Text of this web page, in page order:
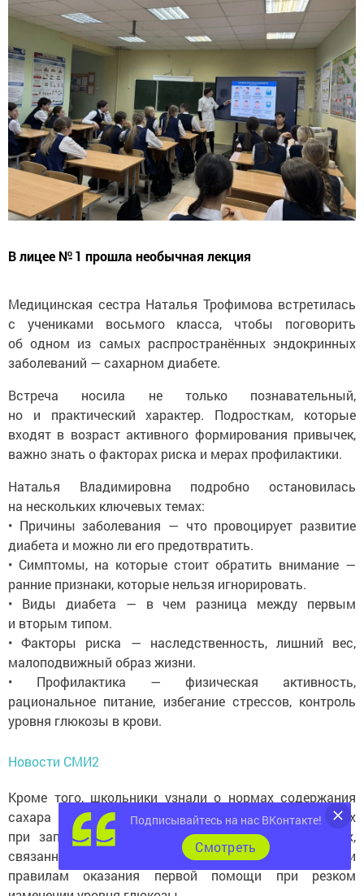
В лицее № 1 прошла необычная лекция
Медицинская сестра Наталья Трофимова встретилась
с учениками восьмого класса, чтобы поговорить
об одном из самых распространённых эндокринных
заболеваний — сахарном диабете.
Встреча носила не только познавательный,
но и практический характер. Подросткам, которые
входят в возраст активного формирования привычек,
важно знать о факторах риска и мерах профилактики.
Наталья Владимировна подробно остановилась
на нескольких ключевых темах:
• Причины заболевания — что провоцирует развитие
диабета и можно ли его предотвратить.
• Симптомы, на которые стоит обратить внимание —
ранние признаки, которые нельзя игнорировать.
• Виды диабета — в чем разница между первым
и вторым типом.
• Факторы риска — наследственность, лишний вес,
малоподвижный образ жизни.
• Профилактика — физическая активность,
рациональное питание, избегание стрессов, контроль
уровня глюкозы в крови.
Новости СМИ2
Кроме того, школьники узнали о нормах содержания
сахара в крови, возможных осложнениях
при запущенном заболевании и популярных мифах,
связанных с диабетом. Отдельное внимание уделили
правилам оказания первой помощи при резком
Подписывайтесь на нас ВКонтакте!
Cмотреть